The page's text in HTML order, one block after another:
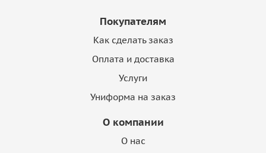
Покупателям
Как сделать заказ
Оплата и доставка
Услуги
Униформа на заказ
О компании
О нас